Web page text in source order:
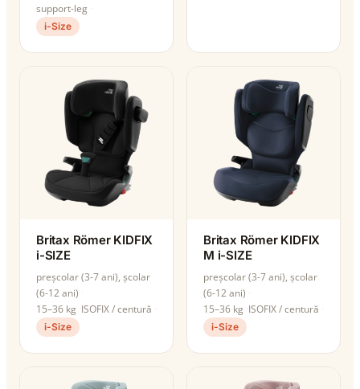
support-leg
i-Size
Britax Römer KIDFIX
i-SIZE
preșcolar (3-7 ani), școlar
(6-12 ani)
15–36 kg ISOFIX / centură
i-Size
Britax Römer KIDFIX
M i-SIZE
preșcolar (3-7 ani), școlar
(6-12 ani)
15–36 kg ISOFIX / centură
i-Size